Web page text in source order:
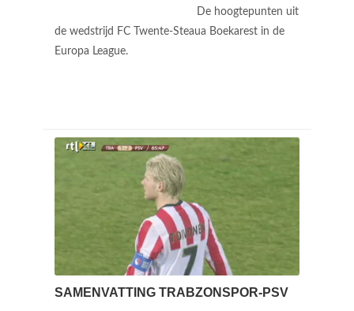
De hoogtepunten uit
de wedstrijd FC Twente-Steaua Boekarest in de
Europa League.
SAMENVATTING TRABZONSPOR-PSV